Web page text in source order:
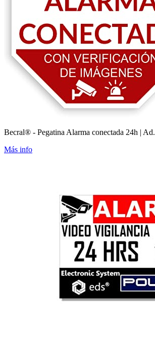
Becral® - Pegatina Alarma conectada 24h |
Más info